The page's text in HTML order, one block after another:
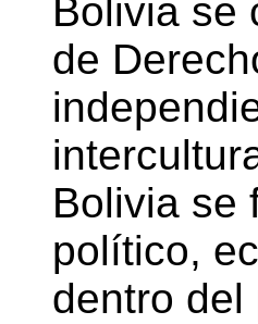
Bolivia se
de
Bolivia se
político,
dentro